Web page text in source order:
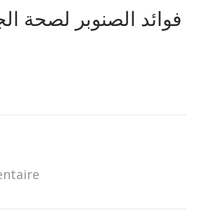
فوائد الصنوبر لصحة